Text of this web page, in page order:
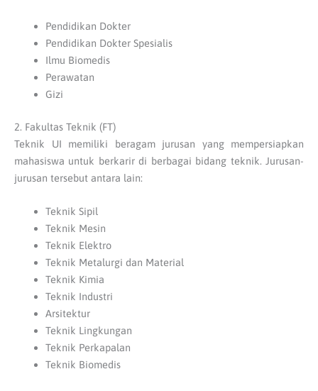
Pendidikan Dokter
Pendidikan Dokter Spesialis
Ilmu Biomedis
Perawatan
Gizi
2. Fakultas Teknik (FT)
Teknik UI memiliki beragam jurusan yang mempersiapkan
mahasiswa untuk berkarir di berbagai bidang teknik. Jurusan-
jurusan tersebut antara lain:
Teknik Sipil
Teknik Mesin
Teknik Elektro
Teknik Metalurgi dan Material
Teknik Kimia
Teknik Industri
Arsitektur
Teknik Lingkungan
Teknik Perkapalan
Teknik Biomedis